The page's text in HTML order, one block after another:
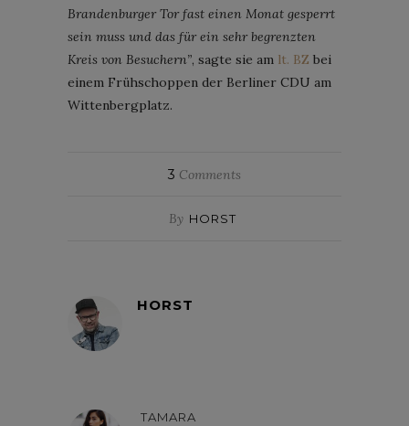
Brandenburger Tor fast einen Monat gesperrt
sein muss und das für ein sehr begrenzten
Kreis von Besuchern”, sagte sie am lt. BZ bei
einem Frühschoppen der Berliner CDU am
Wittenbergplatz.
3 Comments
By HORST
HORST
TAMARA